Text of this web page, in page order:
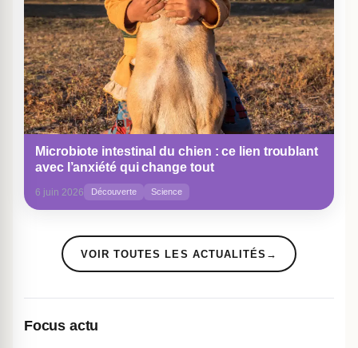
Microbiote intestinal du chien : ce lien troublant
avec l’anxiété qui change tout
6 juin 2026 Découverte Science
VOIR TOUTES LES ACTUALITÉS →
Focus actu